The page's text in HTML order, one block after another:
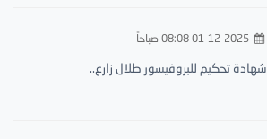
01-12-2025 08:08 صباحاً
شهادة تحكيم للبروفيسور طلال زارع..